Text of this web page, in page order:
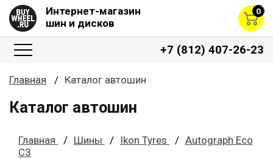
Интернет-магазин
шин и дисков
0
+7 (812) 407-26-23
Главная Каталог автошин
Каталог автошин
Главная Шины Ikon Tyres
Autograph Eco
C3